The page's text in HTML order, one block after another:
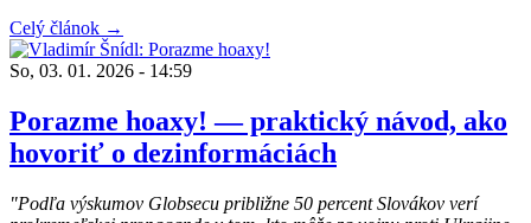
Celý článok →
So, 03. 01. 2026 - 14:59
Porazme hoaxy! — praktický návod, ako
hovoriť o dezinformáciách
"Podľa výskumov Globsecu približne 50 percent Slovákov verí